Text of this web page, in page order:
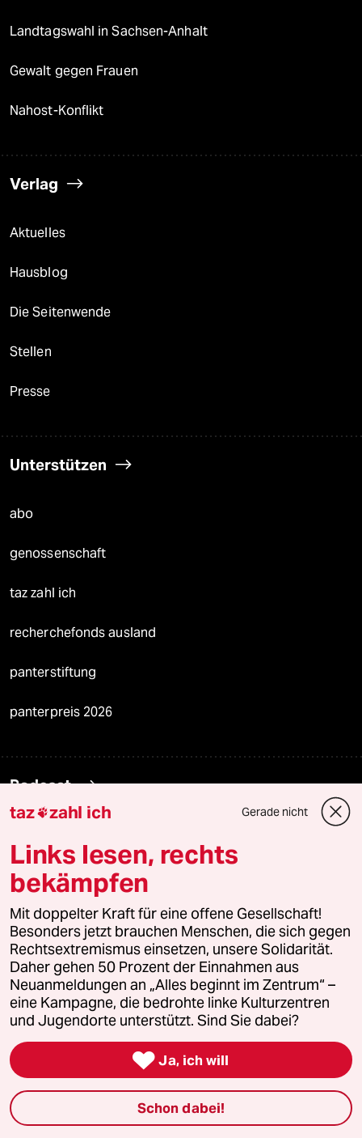
Landtagswahl in Sachsen-Anhalt
Gewalt gegen Frauen
Nahost-Konflikt
Verlag
Aktuelles
Hausblog
Die Seitenwende
Stellen
Presse
Unterstützen
abo
genossenschaft
taz zahl ich
recherchefonds ausland
panterstiftung
panterpreis 2026
Podcast
fernverbindung
klima update°
Mauerecho
Freie Rede
reingehen
Newsletter
taz zahl ich Gerade nicht
Links lesen, rechts
bekämpfen
Mit doppelter Kraft für eine offene Gesellschaft!
Besonders jetzt brauchen Menschen, die sich gegen
Rechtsextremismus einsetzen, unsere Solidarität.
Daher gehen 50 Prozent der Einnahmen aus
Neuanmeldungen an „Alles beginnt im Zentrum“ –
eine Kampagne, die bedrohte linke Kulturzentren
und Jugendorte unterstützt. Sind Sie dabei?
 Ja, ich will
Schon dabei!